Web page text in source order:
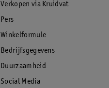
Verkopen via Kruidvat
Pers
Winkelformule
Bedrijfsgegevens
Duurzaamheid
Social Media